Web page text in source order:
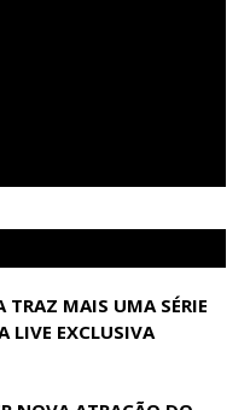
TRAZ MAIS UMA SÉRIE
LIVE EXCLUSIVA